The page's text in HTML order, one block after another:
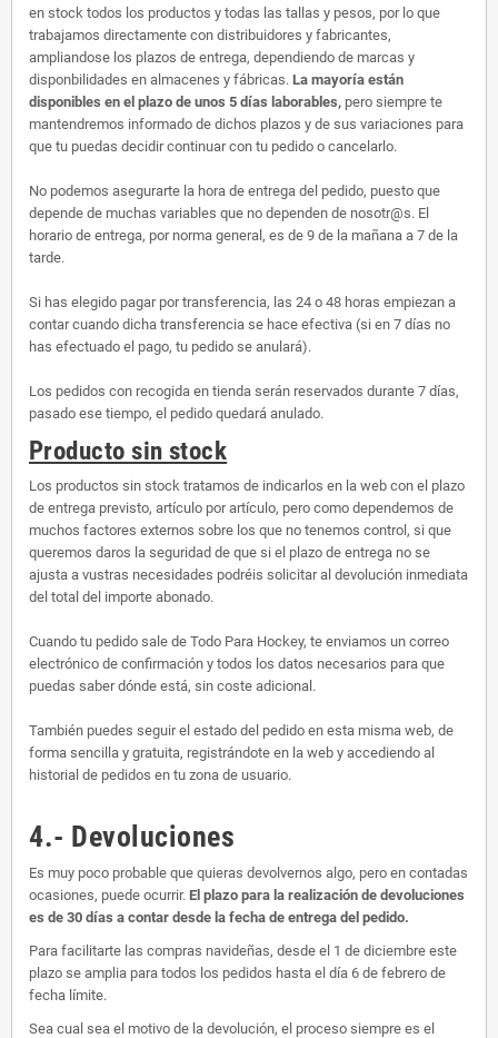
en stock todos los productos y todas las tallas y pesos, por lo que
trabajamos directamente con distribuidores y fabricantes,
ampliandose los plazos de entrega, dependiendo de marcas y
disponbilidades en almacenes y fábricas. La mayoría están
disponibles en el plazo de unos 5 días laborables, pero siempre te
mantendremos informado de dichos plazos y de sus variaciones para
que tu puedas decidir continuar con tu pedido o cancelarlo.
No podemos asegurarte la hora de entrega del pedido, puesto que
depende de muchas variables que no dependen de nosotr@s. El
horario de entrega, por norma general, es de 9 de la mañana a 7 de la
tarde.
Si has elegido pagar por transferencia, las 24 o 48 horas empiezan a
contar cuando dicha transferencia se hace efectiva (si en 7 días no
has efectuado el pago, tu pedido se anulará).
Los pedidos con recogida en tienda serán reservados durante 7 días,
pasado ese tiempo, el pedido quedará anulado.
Producto sin stock
Los productos sin stock tratamos de indicarlos en la web con el plazo
de entrega previsto, artículo por artículo, pero como dependemos de
muchos factores externos sobre los que no tenemos control, si que
queremos daros la seguridad de que si el plazo de entrega no se
ajusta a vustras necesidades podréis solicitar al devolución inmediata
del total del importe abonado.
Cuando tu pedido sale de Todo Para Hockey, te enviamos un correo
electrónico de confirmación y todos los datos necesarios para que
puedas saber dónde está, sin coste adicional.
También puedes seguir el estado del pedido en esta misma web, de
forma sencilla y gratuita, registrándote en la web y accediendo al
historial de pedidos en tu zona de usuario.
4.- Devoluciones
Es muy poco probable que quieras devolvernos algo, pero en contadas
ocasiones, puede ocurrir. El plazo para la realización de devoluciones
es de 30 días a contar desde la fecha de entrega del pedido.
Para facilitarte las compras navideñas, desde el 1 de diciembre este
plazo se amplia para todos los pedidos hasta el día 6 de febrero de
fecha límite.
Sea cual sea el motivo de la devolución, el proceso siempre es el